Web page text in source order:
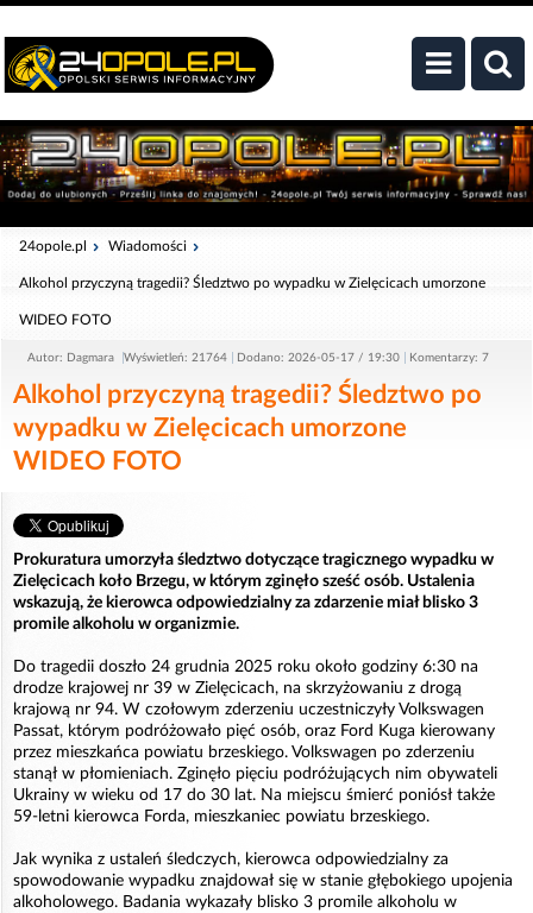
24opole.pl Wiadomości
Alkohol przyczyną tragedii? Śledztwo po wypadku w Zielęcicach umorzone
WIDEO FOTO
Autor: Dagmara Wyświetleń: 21764 Dodano: 2026-05-17 / 19:30 Komentarzy: 7
Alkohol przyczyną tragedii? Śledztwo po
wypadku w Zielęcicach umorzone
WIDEO FOTO
Prokuratura umorzyła śledztwo dotyczące tragicznego wypadku w
Zielęcicach koło Brzegu, w którym zginęło sześć osób. Ustalenia
wskazują, że kierowca odpowiedzialny za zdarzenie miał blisko 3
promile alkoholu w organizmie.
Do tragedii doszło 24 grudnia 2025 roku około godziny 6:30 na
drodze krajowej nr 39 w Zielęcicach, na skrzyżowaniu z drogą
krajową nr 94. W czołowym zderzeniu uczestniczyły Volkswagen
Passat, którym podróżowało pięć osób, oraz Ford Kuga kierowany
przez mieszkańca powiatu brzeskiego. Volkswagen po zderzeniu
stanął w płomieniach. Zginęło pięciu podróżujących nim obywateli
Ukrainy w wieku od 17 do 30 lat. Na miejscu śmierć poniósł także
59-letni kierowca Forda, mieszkaniec powiatu brzeskiego.
Jak wynika z ustaleń śledczych, kierowca odpowiedzialny za
spowodowanie wypadku znajdował się w stanie głębokiego upojenia
alkoholowego. Badania wykazały blisko 3 promile alkoholu w